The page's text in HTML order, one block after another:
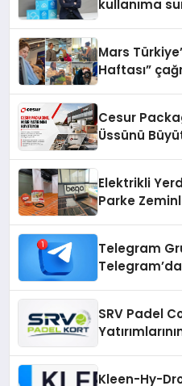
kullanıma
Mars
Haftası”
Cesur
Üssünü
Elektrikli
Parke
Telegram
SRV Padel
Kleen-Hy-